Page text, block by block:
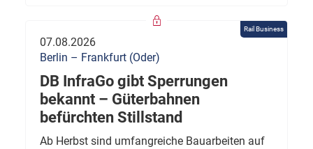
Rail Business
07.08.2026
Berlin – Frankfurt (Oder)
DB InfraGo gibt Sperrungen
bekannt – Güterbahnen
befürchten Stillstand
Ab Herbst sind umfangreiche Bauarbeiten auf